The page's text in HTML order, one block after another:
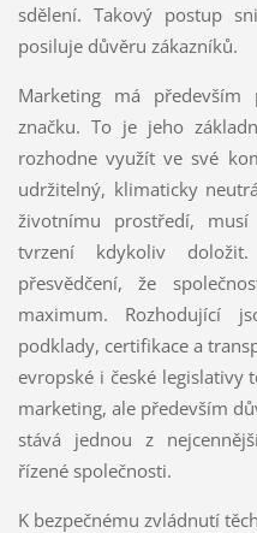
sdělení. Takový postup
posiluje důvěru zákazníků.
Marketing má
značku. To je jeho
rozhodne využít ve své
udržitelný, klimaticky
životnímu prostředí,
tvrzení kdykoliv
přesvědčení, že
maximum. Rozhodující
podklady, certifikace a
evropské i české legislativy
marketing, ale především
stává jednou z
řízené společnosti.
K bezpečnému zvládnutí